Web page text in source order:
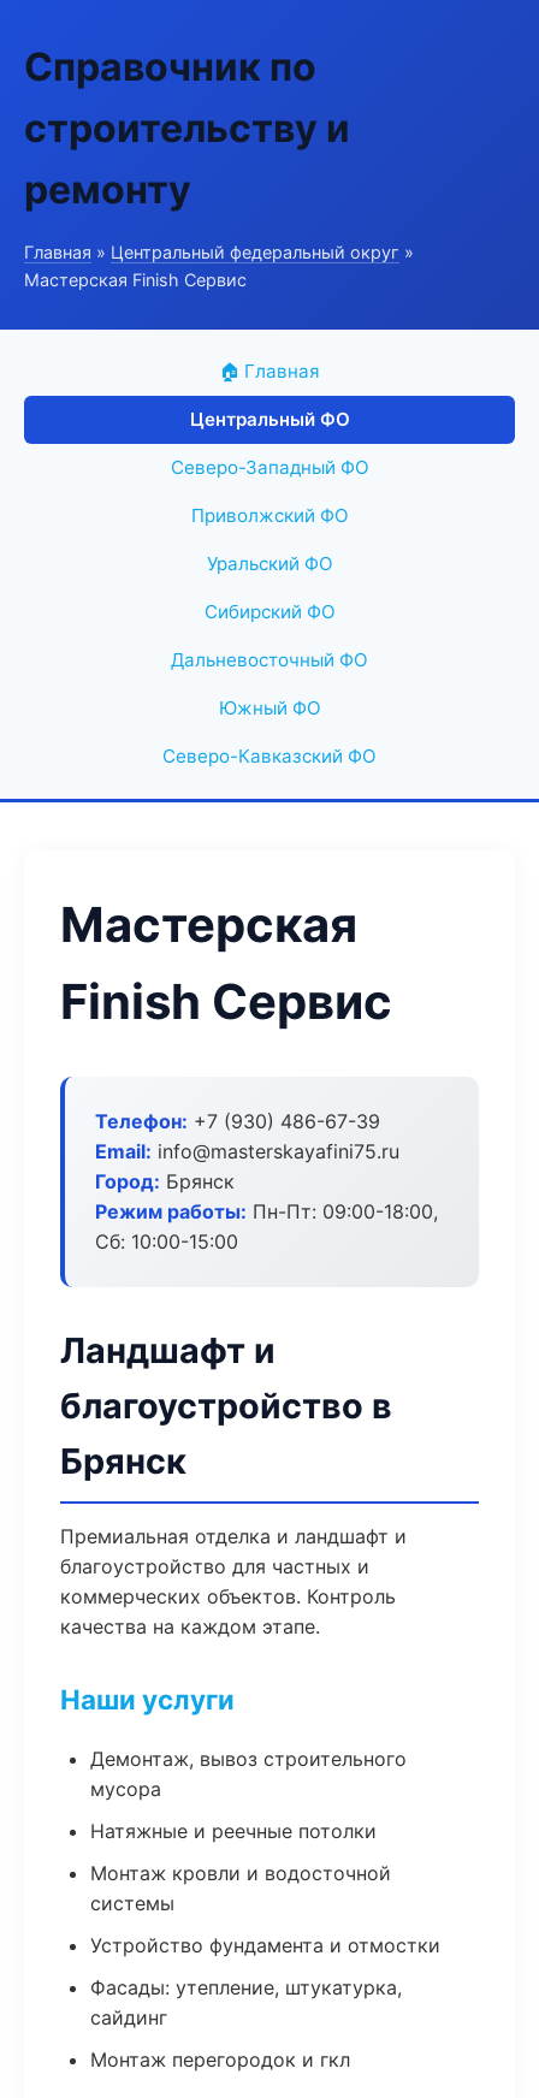
Справочник по
строительству и
ремонту
Главная » Центральный федеральный округ »
Мастерская Finish Сервис
🏠 Главная
Центральный ФО
Северо-Западный ФО
Приволжский ФО
Уральский ФО
Сибирский ФО
Дальневосточный ФО
Южный ФО
Северо-Кавказский ФО
Мастерская
Finish Сервис
Телефон: +7 (930) 486-67-39
Email: info@masterskayafini75.ru
Город: Брянск
Режим работы: Пн-Пт: 09:00-18:00,
Сб: 10:00-15:00
Ландшафт и
благоустройство в
Брянск
Премиальная отделка и ландшафт и
благоустройство для частных и
коммерческих объектов. Контроль
качества на каждом этапе.
Наши услуги
Демонтаж, вывоз строительного
мусора
Натяжные и реечные потолки
Монтаж кровли и водосточной
системы
Устройство фундамента и отмостки
Фасады: утепление, штукатурка,
сайдинг
Монтаж перегородок и гкл